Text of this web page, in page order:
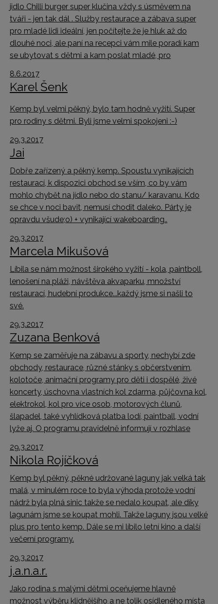
jidlo Chilli burger super klučina vždy s úsměvem na
tváři - jen tak dál . Služby restaurace a zábava super
pro mladé lidi ideální, jen počítejte že je hluk až do
dlouhé noci, ale paní na recepci vám mile poradí kam
se ubytovat s dětmi a kam poslat mladé, pro
8.6.2017
Karel Šenk
Kemp byl velmi pěkný, bylo tam hodně vyžití. Super
pro rodiny s dětmi. Byli jsme velmi spokojeni :-)
29.3.2017
Jai
Dobře zařízený a pěkný kemp. Spoustu vynikajících
restaurací, k dispozici obchod se vším, co by vám
mohlo chybět na jídlo nebo do stanu/ karavanu. Kdo
se chce v noci bavit, nemusí chodit daleko. Párty je
opravdu všude;o) + vynikající wakeboarding..
29.3.2017
Marcela Mikušová
Líbila se nám možnost širokého vyžití - kola, paintboll,
lenošení na pláži, návštěva akvaparku, množství
restaurací, hudební produkce...každý jsme si našli to
své.
29.3.2017
Zuzana Benková
Kemp se zaměřuje na zábavu a sporty, nechybí zde
obchody, restaurace, různé stánky s občerstvením,
kolotoče, animační programy pro děti i dospělé, živé
koncerty, úschovna vlastních kol zdarma, půjčovna kol,
elektrokol, kol pro více osob, motorových člunů,
šlapadel, také vyhlídková platba lodí, paintball, vodní
lyže aj. O programu pravidelně informují v rozhlase
29.3.2017
Nikola Rojíčková
Kemp byl pěkný, pěkné udržované laguny jak velká tak
malá, v minulém roce to byla výhoda protože vodní
nádrž byla plná sinic takže se nedalo koupat, ale díky
lagunám jsme se koupat mohli. Takže laguny jsou velké
plus pro tento kemp. Dále se mi líbilo letní kino a další
večerní programy.
29.3.2017
j.a.n.a.r.
Jako rodina s malými dětmi oceňujeme hlavně
možnost výběru klidnějšího a ne tolik osídleného místa